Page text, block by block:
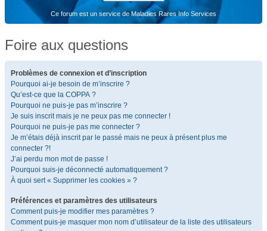
Ce forum est un service de Maladies Rares Info Services
Foire aux questions
Problèmes de connexion et d’inscription
Pourquoi ai-je besoin de m’inscrire ?
Qu’est-ce que la COPPA ?
Pourquoi ne puis-je pas m’inscrire ?
Je suis inscrit mais je ne peux pas me connecter !
Pourquoi ne puis-je pas me connecter ?
Je m’étais déjà inscrit par le passé mais ne peux à présent plus me
connecter ?!
J’ai perdu mon mot de passe !
Pourquoi suis-je déconnecté automatiquement ?
À quoi sert « Supprimer les cookies » ?
Préférences et paramètres des utilisateurs
Comment puis-je modifier mes paramètres ?
Comment puis-je masquer mon nom d’utilisateur de la liste des utilisateurs